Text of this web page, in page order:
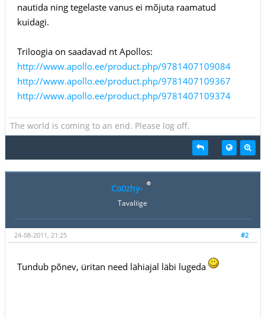
nautida ning tegelaste vanus ei mõjuta raamatud
kuidagi.
Triloogia on saadavad nt Apollos:
http://www.apollo.ee/product.php/9781407109084
http://www.apollo.ee/product.php/9781407109367
http://www.apollo.ee/product.php/9781407109374
The world is coming to an end. Please log off.
Co0zhy-
Tavaliige
#2
24-08-2011, 21:25
Tundub põnev, üritan need lähiajal läbi lugeda